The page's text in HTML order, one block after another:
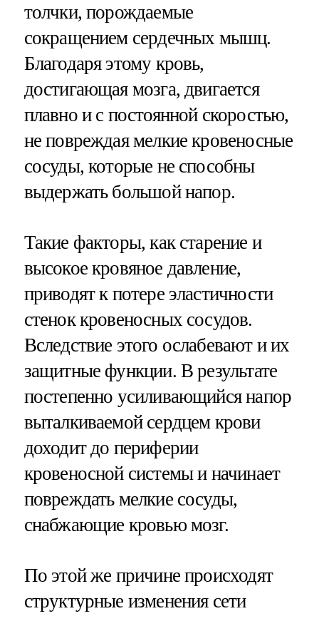
толчки, порождаемые
сокращением сердечных мышц.
Благодаря этому кровь,
достигающая мозга, двигается
плавно и с постоянной скоростью,
не повреждая мелкие кровеносные
сосуды, которые не способны
выдержать большой напор.
Такие факторы, как старение и
высокое кровяное давление,
приводят к потере эластичности
стенок кровеносных сосудов.
Вследствие этого ослабевают и их
защитные функции. В результате
постепенно усиливающийся напор
выталкиваемой сердцем крови
доходит до периферии
кровеносной системы и начинает
повреждать мелкие сосуды,
снабжающие кровью мозг.
По этой же причине происходят
структурные изменения сети